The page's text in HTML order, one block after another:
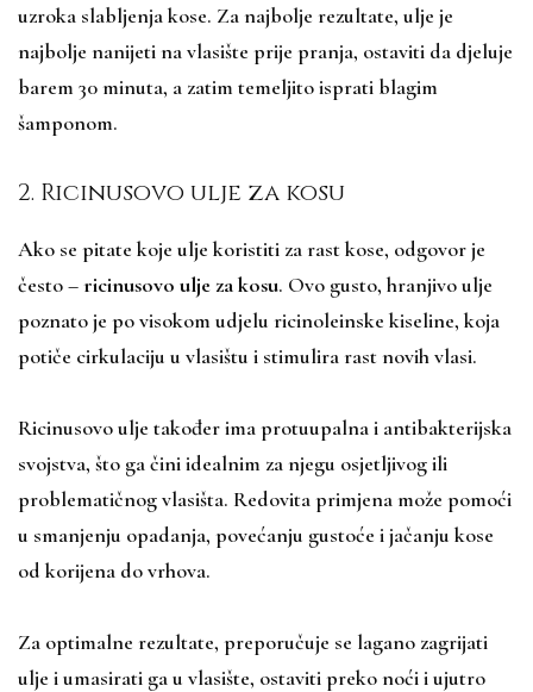
uzroka slabljenja kose. Za najbolje rezultate, ulje je
najbolje nanijeti na vlasište prije pranja, ostaviti da djeluje
barem 30 minuta, a zatim temeljito isprati blagim
šamponom.
2. Ricinusovo ulje za kosu
Ako se pitate koje ulje koristiti za rast kose, odgovor je
često –ricinusovo ulje za kosu. Ovo gusto, hranjivo ulje
poznato je po visokom udjelu ricinoleinske kiseline, koja
potiče cirkulaciju u vlasištu i stimulira rast novih vlasi.
Ricinusovo ulje također ima protuupalna i antibakterijska
svojstva, što ga čini idealnim za njegu osjetljivog ili
problematičnog vlasišta. Redovita primjena može pomoći
u smanjenju opadanja, povećanju gustoće i jačanju kose
od korijena do vrhova.
Za optimalne rezultate, preporučuje se lagano zagrijati
ulje i umasirati ga u vlasište, ostaviti preko noći i ujutro